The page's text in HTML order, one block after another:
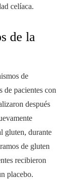
celíaca.
de la
de
de pacientes con
después
gluten, durante
de gluten
recibieron
placebo.